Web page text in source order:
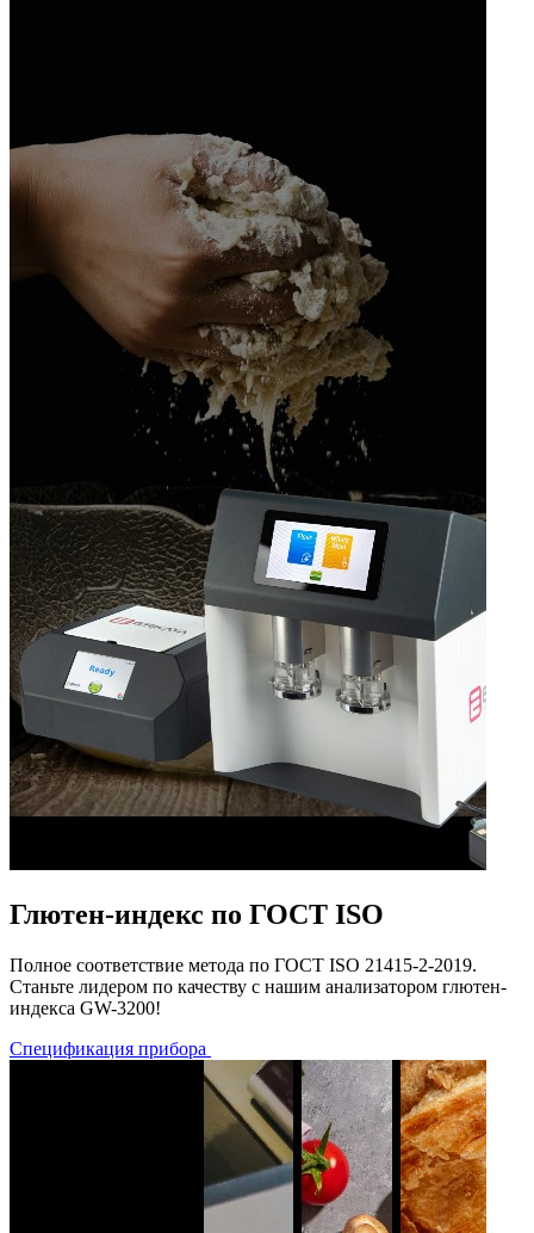
Глютен-индекс по ГОСТ ISO
Полное соответствие метода по ГОСТ ISO 21415-2-2019.
Станьте лидером по качеству с нашим анализатором глютен-
индекса GW-3200!
Спецификация прибора